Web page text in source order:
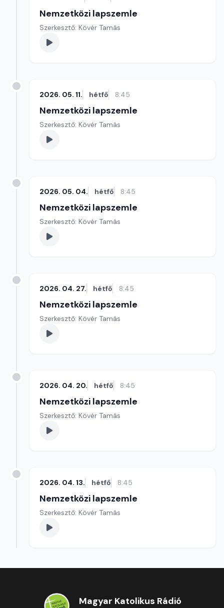
Nemzetközi lapszemle
Szerkesztő: Kövér Tamás
2026. 05. 11. hétfő 8:45
Nemzetközi lapszemle
Szerkesztő: Kövér Tamás
2026. 05. 04. hétfő 8:45
Nemzetközi lapszemle
Szerkesztő: Kövér Tamás
2026. 04. 27. hétfő 8:45
Nemzetközi lapszemle
Szerkesztő: Kövér Tamás
2026. 04. 20. hétfő 8:45
Nemzetközi lapszemle
Szerkesztő: Kövér Tamás
2026. 04. 13. hétfő 8:45
Nemzetközi lapszemle
Szerkesztő: Kövér Tamás
Magyar Katolikus Rádió